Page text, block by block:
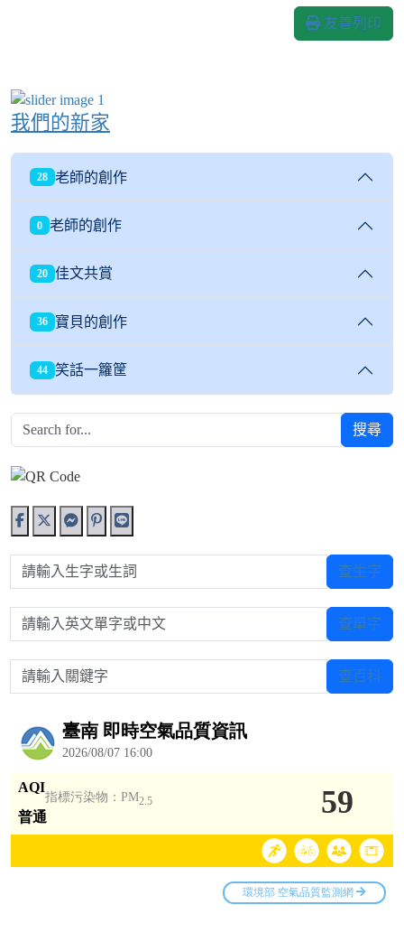
友善列印
我們的新家
28 老師的創作
0 老師的創作
20 佳文共賞
36 寶貝的創作
44 笑話一籮筐
搜尋
請輸入生字或生詞 查生字
請輸入英文單字或中文 查單字
請輸入關鍵字 查百科